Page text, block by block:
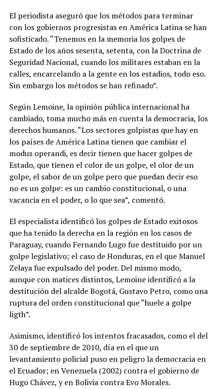
El periodista aseguró que los métodos para terminar
con los gobiernos progresistas en América Latina se han
sofisticado. “Tenemos en la memoria los golpes de
Estado de los años sesenta, setenta, con la Doctrina de
Seguridad Nacional, cuando los militares estaban en la
calles, encarcelando a la gente en los estadios, todo eso.
Sin embargo los métodos se han refinado”.
Según Lemoine, la opinión pública internacional ha
cambiado, toma mucho más en cuenta la democracia, los
derechos humanos. “Los sectores golpistas que hay en
los países de América Latina tienen que cambiar el
modus operandi, es decir tienen que hacer golpes de
Estado, que tienen el color de un golpe, el olor de un
golpe, el sabor de un golpe pero que puedan decir eso
no es un golpe: es un cambio constitucional, o una
vacancia en el poder, o lo que sea”, comentó.
El especialista identificó los golpes de Estado exitosos
que ha tenido la derecha en la región en los casos de
Paraguay, cuando Fernando Lugo fue destituido por un
golpe legislativo; el caso de Honduras, en el que Manuel
Zelaya fue expulsado del poder. Del mismo modo,
aunque con matices distintos, Lemoine identificó a la
destitución del alcalde Bogotá, Gustavo Petro, como una
ruptura del orden constitucional que “huele a golpe
ligth”.
Asimismo, identificó los intentos fracasados, como el del
30 de septiembre de 2010, día en el que un
levantamiento policial puso en peligro la democracia en
el Ecuador; en Venezuela (2002) contra el gobierno de
Hugo Chávez, y en Bolivia contra Evo Morales.